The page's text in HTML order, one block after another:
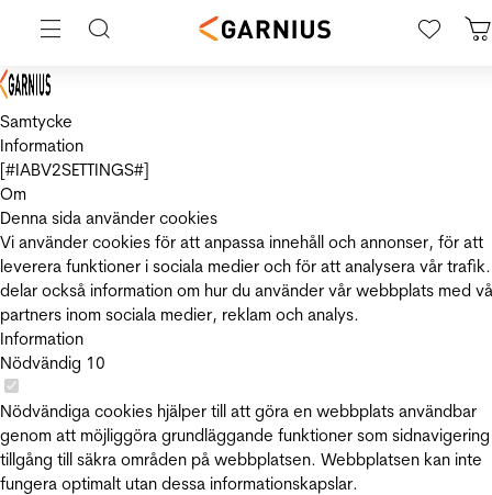
Samtycke
Information
[#IABV2SETTINGS#]
Om
Denna sida använder cookies
Vi använder cookies för att anpassa innehåll och annonser, för att
leverera funktioner i sociala medier och för att analysera vår
delar också information om hur du använder vår webbplats med
partners inom sociala medier, reklam och analys.
Information
Nödvändig 10
Nödvändiga cookies hjälper till att göra en webbplats användbar
genom att möjliggöra grundläggande funktioner som
tillgång till säkra områden på webbplatsen. Webbplatsen kan inte
fungera optimalt utan dessa informationskapslar.